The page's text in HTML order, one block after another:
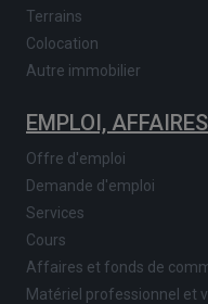
Terrains
Colocation
Autre immobilier
EMPLOI,
Offre d'emploi
Demande d'emploi
Services
Cours
Affaires et fonds de
Matériel professionnel et